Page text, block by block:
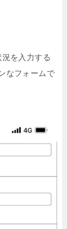
を入力する
なフォームで